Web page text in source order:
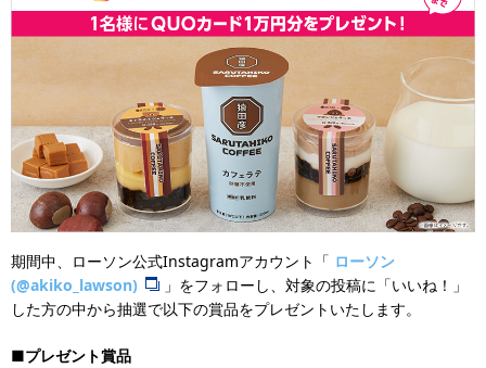
期間中、ローソン公式Instagramアカウント「 ローソン
(@akiko_lawson)
」をフォローし、対象の投稿に「いいね！」
した方の中から抽選で以下の賞品をプレゼントいたします。
■プレゼント賞品